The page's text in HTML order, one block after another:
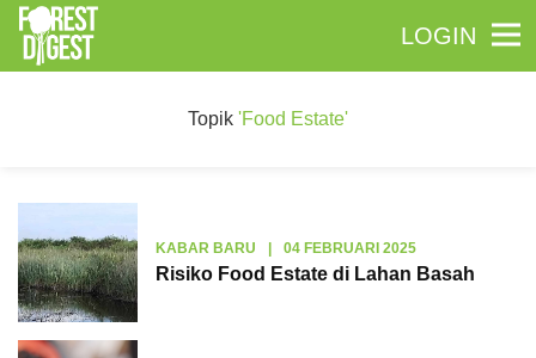
LOGIN
Topik 'Food Estate'
KABAR BARU | 04 FEBRUARI 2025
Risiko Food Estate di Lahan Basah